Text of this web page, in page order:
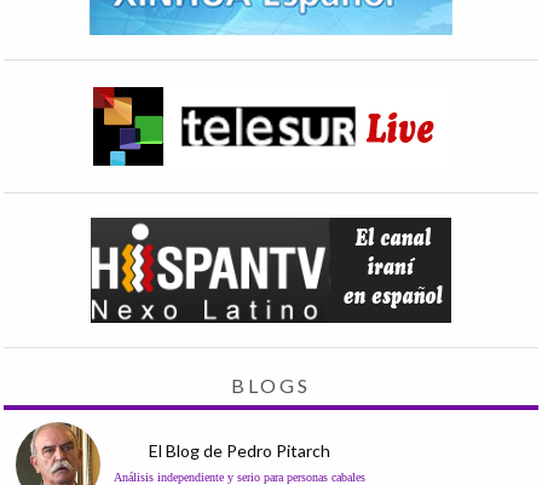
BLOGS
El Blog de Pedro Pitarch
Análisis independiente y serio para personas cabales